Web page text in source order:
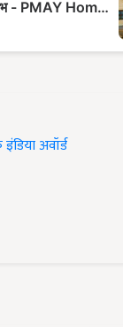
अवॉर्ड